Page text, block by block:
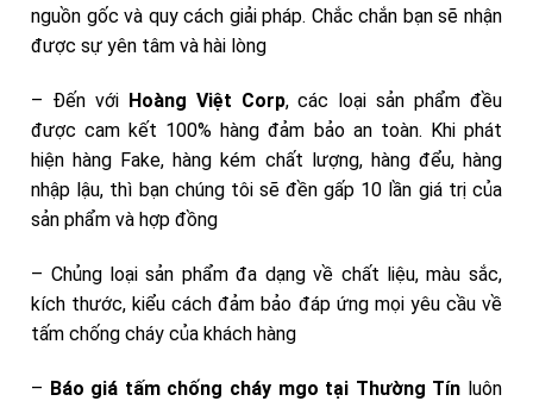
nguồn gốc và quy cách giải pháp. Chắc chắn bạn sẽ nhận
được sự yên tâm và hài lòng
– Đến với Hoàng Việt Corp, các loại sản phẩm đều
được cam kết 100% hàng đảm bảo an toàn. Khi phát
hiện hàng Fake, hàng kém chất lượng, hàng đểu, hàng
nhập lậu, thì bạn chúng tôi sẽ đền gấp 10 lần giá trị của
sản phẩm và hợp đồng
– Chủng loại sản phẩm đa dạng về chất liệu, màu sắc,
kích thước, kiểu cách đảm bảo đáp ứng mọi yêu cầu về
tấm chống cháy của khách hàng
– Báo giá tấm chống cháy mgo tại Thường Tín luôn